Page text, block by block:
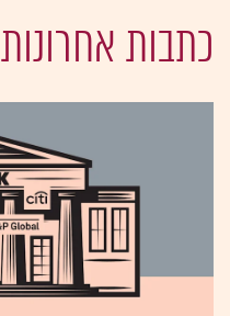
כתבות אחרונות